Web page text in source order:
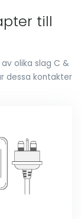
till
olika slag C &
dessa kontakter